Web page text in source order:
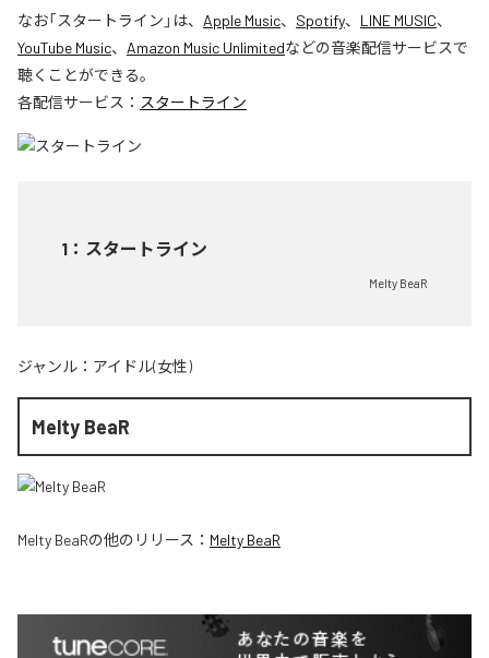
なお「スタートライン 」は、 Apple Music、 Spotify、 LINE MUSIC、
YouTube Music、 Amazon Music Unlimitedなどの音楽配信サービスで
聴くことができる。
各配信サービス： スタートライン
1 ： スタートライン
Melty BeaR
ジャンル： アイドル(女性)
Melty BeaR
Melty BeaRの他のリリース： Melty BeaR